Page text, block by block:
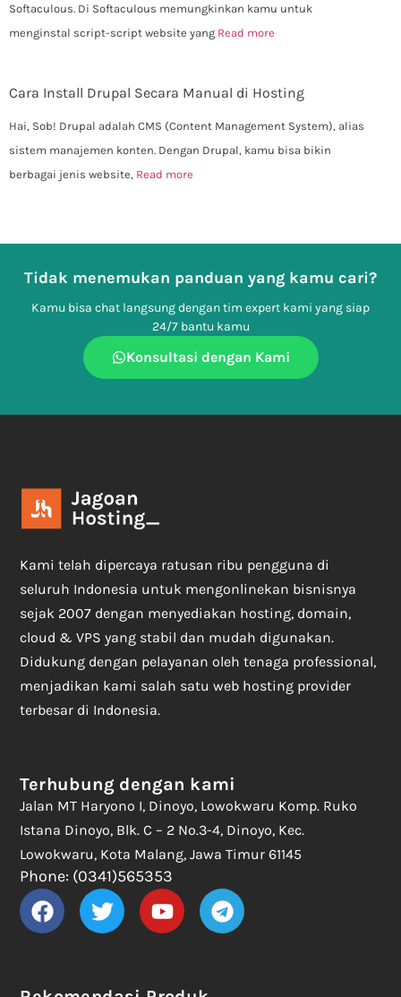
Softaculous. Di Softaculous memungkinkan kamu untuk
menginstal script-script website yang Read more
Cara Install Drupal Secara Manual di Hosting
Hai, Sob! Drupal adalah CMS (Content Management System), alias
sistem manajemen konten. Dengan Drupal, kamu bisa bikin
berbagai jenis website, Read more
Tidak menemukan panduan yang kamu cari?
Kamu bisa chat langsung dengan tim expert kami yang siap
24/7 bantu kamu
Konsultasi dengan Kami
Kami telah dipercaya ratusan ribu pengguna di
seluruh Indonesia untuk mengonlinekan bisnisnya
sejak 2007 dengan menyediakan hosting, domain,
cloud & VPS yang stabil dan mudah digunakan.
Didukung dengan pelayanan oleh tenaga professional,
menjadikan kami salah satu web hosting provider
terbesar di Indonesia.
Terhubung dengan kami
Jalan MT Haryono I, Dinoyo, Lowokwaru Komp. Ruko
Istana Dinoyo, Blk. C – 2 No.3-4, Dinoyo, Kec.
Lowokwaru, Kota Malang, Jawa Timur 61145
Phone: (0341)565353